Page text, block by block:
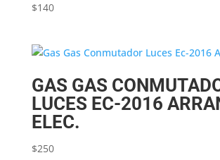
$140
GAS GAS
LUCES EC-2016
ELEC.
$250